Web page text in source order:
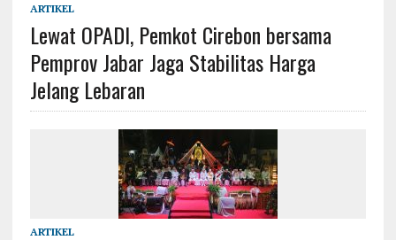
ARTIKEL
Lewat OPADI, Pemkot Cirebon bersama
Pemprov Jabar Jaga Stabilitas Harga
Jelang Lebaran
ARTIKEL